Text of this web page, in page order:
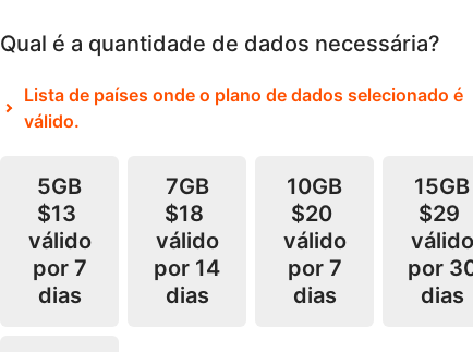
Qual é a quantidade de dados necessária?
Lista de países onde o plano de dados selecionado é
válido.
5GB
$13
válido
por 7
dias
7GB
$18
válido
por 14
dias
10GB
$20
válido
por 7
dias
15GB
$29
válido
por
dias